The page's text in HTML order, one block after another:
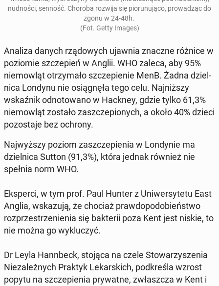
nud­noś­ci, senność. Choroba rozwija się pi­orunu­ją­co, prowadząc do
zgonu w 24-48h.
(Fot. Getty Images)
Analiza danych rzą­dowych ujawnia znaczne różnice w
poziomie szczepień w Anglii. WHO zaleca, aby 95%
niemowląt otrzy­mało szczepi­e­nie MenB. Żadna dziel­
ni­ca Londynu nie os­iągnęła tego celu. Na­jniższy
wskaźnik odno­towano w Hackney, gdzie tylko 61,3%
niemowląt zostało za­szczepi­onych, a około 40% dzieci
po­zosta­je bez ochrony.
Na­jwyższy poziom za­szczepi­enia w Lon­dynie ma
dziel­ni­ca Sutton (91,3%), która jednak również nie
spełnia norm WHO.
Eksper­ci, w tym prof. Paul Hunter z Uni­w­er­syte­tu East
Anglia, wskazu­ją, że chociaż praw­dopodobieńst­wo
rozprzestrze­nienia się bak­terii poza Kent jest niskie, to
nie można go wyk­luczyć.
Dr Leyla Hannbeck, stojąca na czele Sto­warzyszenia
Nieza­leżnych Praktyk Lekars­kich, pod­kreśla wzrost
popytu na szczepi­enia pry­watne, zwłaszcza w Kent i